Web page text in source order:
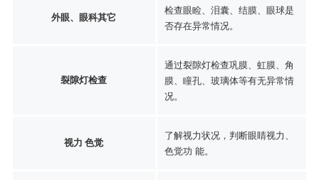
外眼、眼科其它
检查眼睑、泪囊、结膜、眼球是
否存在异常情况。
裂隙灯检查
通过裂隙灯检查巩膜、虹膜、角
膜、瞳孔、玻璃体等有无异常情
况。
视力 色觉
了解视力状况，判断眼睛视力、
色觉功 能。